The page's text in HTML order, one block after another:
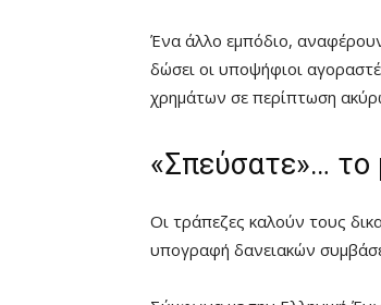
Ένα άλλο εμπόδιο,
δώσει οι υποψήφιοι
χρημάτων σε περίπτωση
«Σπεύσατε»… το
Οι τράπεζες καλούν τους
υπογραφή δανειακών